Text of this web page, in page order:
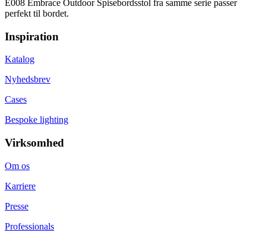
E008 Embrace Outdoor Spisebordsstol fra samme serie passer
perfekt til bordet.
Inspiration
Katalog
Nyhedsbrev
Cases
Bespoke lighting
Virksomhed
Om os
Karriere
Presse
Professionals